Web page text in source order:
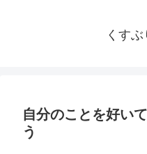
くす
自分のことを好い
う